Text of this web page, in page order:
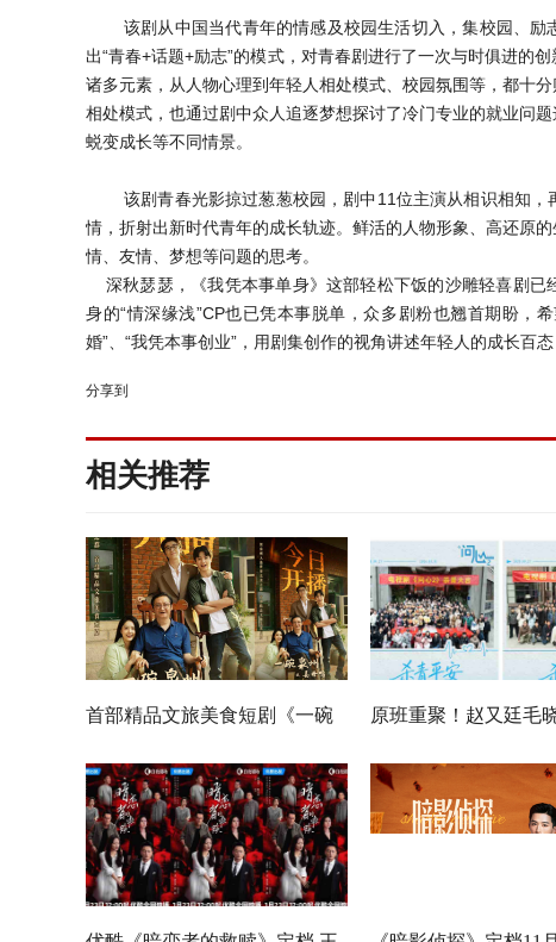
该剧从中国当代青年的情感及校园生活切入，集校园、
出“青春+话题+励志”的模式，对青春剧进行了一次与时俱进的
诸多元素，从人物心理到年轻人相处模式、校园氛围等，都十
相处模式，也通过剧中众人追逐梦想探讨了冷门专业的就业问
蜕变成长等不同情景。
该剧青春光影掠过葱葱校园，剧中11位主演从相识相知
情，折射出新时代青年的成长轨迹。鲜活的人物形象、高还原
情、友情、梦想等问题的思考。
深秋瑟瑟，《我凭本事单身》这部轻松下饭的沙雕轻喜剧已
身的“情深缘浅”CP也已凭本事脱单，众多剧粉也翘首期盼，
婚”、“我凭本事创业”，用剧集创作的视角讲述年轻人的成长百态
分享到
相关推荐
首部精品文旅美食短剧《一碗
泉州之姜母鸭》今日上线 祝贺
泉州荣膺“世界美食之都”
原班重聚！赵又廷毛
佳《问心2》杀青，医